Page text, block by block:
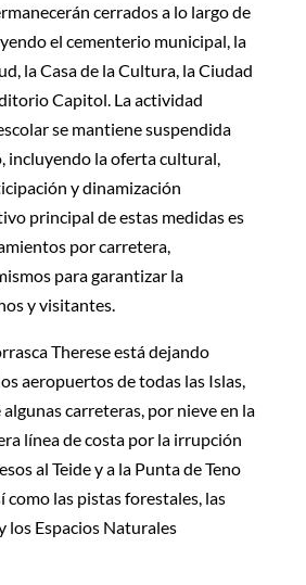
cerrados a lo largo de
el cementerio municipal, la
la Casa de la Cultura, la Ciudad
Capitol. La actividad
se mantiene suspendida
incluyendo la oferta cultural,
y dinamización
principal de estas medidas es
por carretera,
para garantizar la
y visitantes.
Therese está dejando
aeropuertos de todas las Islas,
carreteras, por nieve en la
línea de costa por la irrupción
al Teide y a la Punta de Teno
como las pistas forestales, las
los Espacios Naturales